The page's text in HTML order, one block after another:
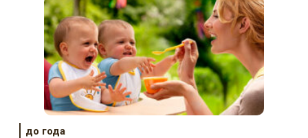
до года